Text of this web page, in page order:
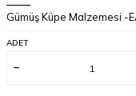
Gümüş Küpe Malzemesi -
ADET